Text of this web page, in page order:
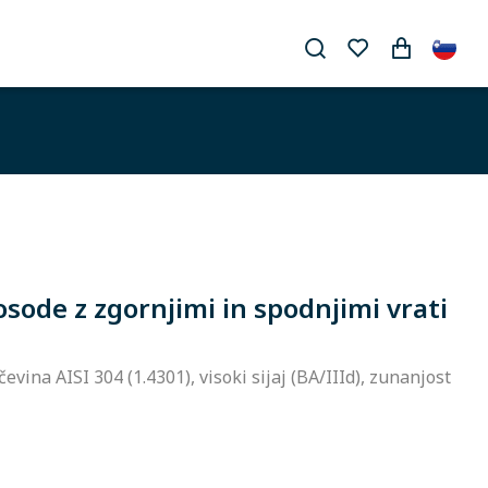
z zgornjimi in spodnjimi vrati
AISI 304 (1.4301), visoki sijaj (BA/IIId), zunanjost